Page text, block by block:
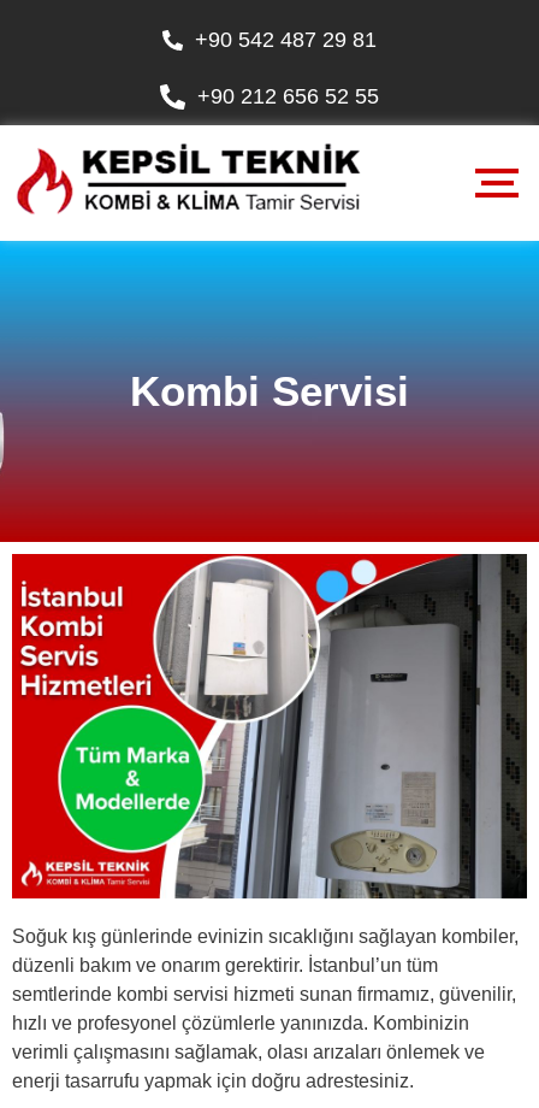
+90 542 487 29 81
+90 212 656 52 55
Kombi Servisi
Soğuk kış günlerinde evinizin sıcaklığını sağlayan kombiler,
düzenli bakım ve onarım gerektirir. İstanbul’un tüm
semtlerinde kombi servisi hizmeti sunan firmamız, güvenilir,
hızlı ve profesyonel çözümlerle yanınızda. Kombinizin
verimli çalışmasını sağlamak, olası arızaları önlemek ve
enerji tasarrufu yapmak için doğru adrestesiniz.